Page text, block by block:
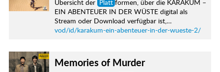
Übersicht der Platt formen, über die KARAKUM –
EIN ABENTEUER IN DER WÜSTE digital als
Stream oder Download verfügbar ist,…
vod/id/karakum-ein-abenteuer-in-der-wueste-2/
Memories of Murder